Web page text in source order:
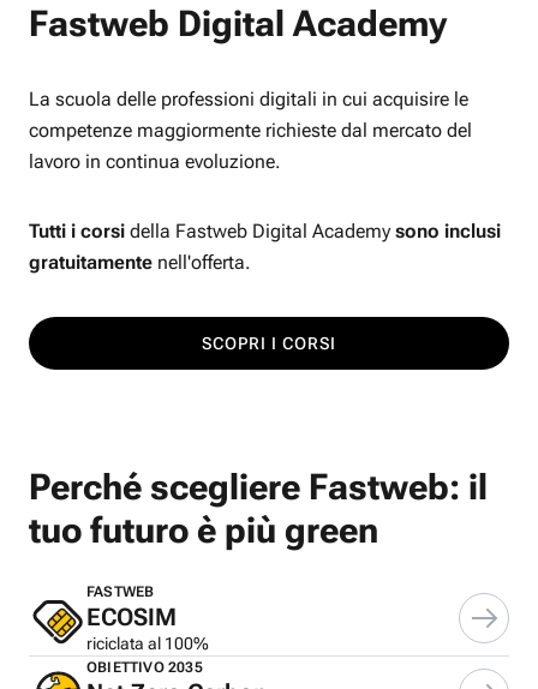
Fastweb Digital Academy
La scuola delle professioni digitali in cui acquisire le
competenze maggiormente richieste dal mercato del
lavoro in continua evoluzione.
Tutti i corsi della Fastweb Digital Academy sono inclusi
gratuitamente nell'offerta.
SCOPRI I CORSI
Perché scegliere Fastweb: il
tuo futuro è più green
FASTWEB
ECOSIM
riciclata al 100%
OBIETTIVO 2035